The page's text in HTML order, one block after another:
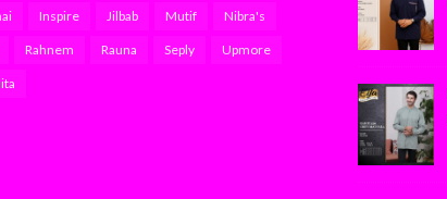
Inspire Jilbab Mutif Nibra's
Rahnem Rauna Seply Upmore